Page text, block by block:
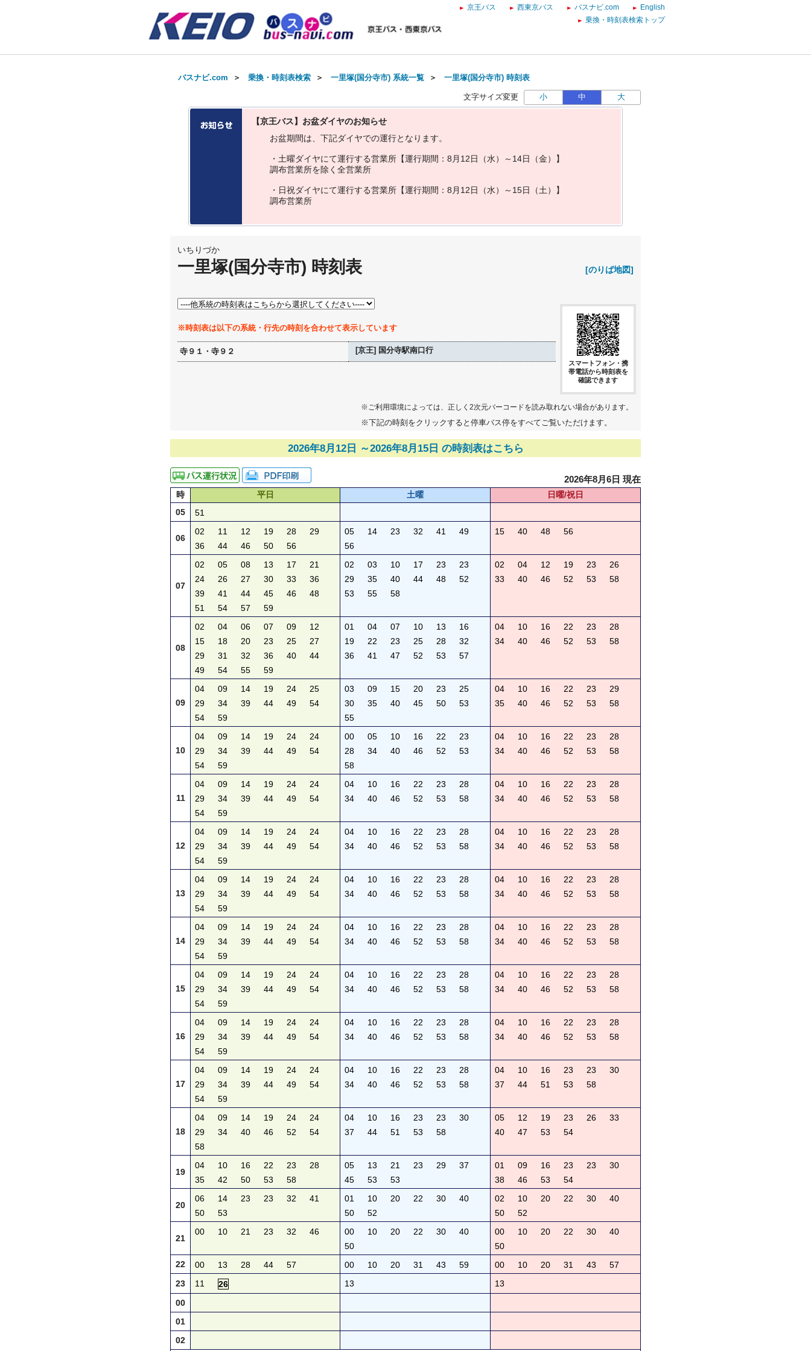
京王バス 西東京バス バスナビ.com
English
乗換・時刻表検索トップ
バスナビ.com ＞ 乗換・時刻表検索 ＞ 一里塚(国分寺市) 系統一覧 ＞ 一里塚(国分寺市) 時刻表
文字サイズ変更 小 中 大
【京王バス】お盆ダイヤのお知らせ
お盆期間は 下記ダイヤでの運行と な り ます。
・ 土曜ダイヤにて運行する営業所 【運行期間 ： 8 月 1 2日 （水） ～ 14日 （金）
】
調布営業所を除 く 全営業所
・ 日祝ダイヤにて運行する営業所 【運行期間 ： 8 月 1 2日 （水） ～ 15日 （土）
】
調布営業所
いちりづか
一里塚(国分寺市) 時刻表 [のりば地図]
※時刻表は以下の系統・行先の時刻を合わせて表示しています
寺９１・寺９２ [京王] 国分寺駅南口行
スマートフォン・携
帯電話から時刻表を
確認できます
※ご利用環境によっては、正しく2次元バーコードを読み取れない場合があります。
※下記の時刻をクリックすると停車バス停をすべてご覧いただけます。
2026年8月12日 ～2026年8月15日 の時刻表はこちら
2026年8月6日 現在
時 平日 土曜
日曜/祝日
05
51
06
02 11 12 19 28
29
36
44 46 50 56
05 14 23 32 41
49
56
15 40 48 56
07
02 05 08 13 17
21
24
26 27 30 33
36
39
41 44 45 46
48
51
54 57 59
02 03 10 17 23
23
29
35 40 44 48
52
53
55 58
02 04 12 19 23
26
33
40 46 52 53 58
08
02 04 06 07 09
12
15
18 20 23 25
27
29
31 32 36 40
44
49
54 55 59
01 04 07 10 13
16
19
22 23 25 28
32
36
41 47 52 53 57
04 10 16 22 23
28
34
40 46 52 53 58
09
04 09 14 19 24
25
29
34 39 44 49
54
54
59
03 09 15 20 23
25
30
35 40 45 50
53
55
04 10 16 22 23
29
35
40 46 52 53 58
10
04 09 14 19 24
24
29
34 39 44 49
54
54
59
00 05 10 16 22
23
28
34 40 46 52
53
58
04 10 16 22 23
28
34
40 46 52 53 58
11
04 09 14 19 24
24
29
34 39 44 49
54
54
59
04 10 16 22 23
28
34
40 46 52 53 58
04 10 16 22 23
28
34
40 46 52 53 58
12
04 09 14 19 24
24
29
34 39 44 49
54
54
59
04 10 16 22 23
28
34
40 46 52 53 58
04 10 16 22 23
28
34
40 46 52 53 58
13
04 09 14 19 24
24
29
34 39 44 49
54
54
59
04 10 16 22 23
28
34
40 46 52 53 58
04 10 16 22 23
28
34
40 46 52 53 58
14
04 09 14 19 24
24
29
34 39 44 49
54
54
59
04 10 16 22 23
28
34
40 46 52 53 58
04 10 16 22 23
28
34
40 46 52 53 58
15
04 09 14 19 24
24
29
34 39 44 49
54
54
59
04 10 16 22 23
28
34
40 46 52 53 58
04 10 16 22 23
28
34
40 46 52 53 58
16
04 09 14 19 24
24
29
34 39 44 49
54
54
59
04 10 16 22 23
28
34
40 46 52 53 58
04 10 16 22 23
28
34
40 46 52 53 58
17
04 09 14 19 24
24
29
34 39 44 49
54
54
59
04 10 16 22 23
28
34
40 46 52 53 58
04 10 16 23 23
30
37
44 51 53 58
18
04 09 14 19 24
24
29
34 40 46 52
54
58
04 10 16 23 23
30
37
44 51 53 58
05 12 19 23 26
33
40
47 53 54
19
04 10 16 22 23
28
35
42 50 53 58
05 13 21 23 29
37
45
53 53
01 09 16 23 23
30
38
46 53 54
20
06 14 23 23 32
41
50
53
01 10 20 22 30
40
50
52
02 10 20 22 30
40
50
52
21
00 10 21 23 32 46 00 10 20 22 30
40
50
00 10 20 22 30
40
50
22
00 13 28 44 57 00 10 20 31 43 59 00 10 20 31 43
57
23
11 26 13
13
00
01
02